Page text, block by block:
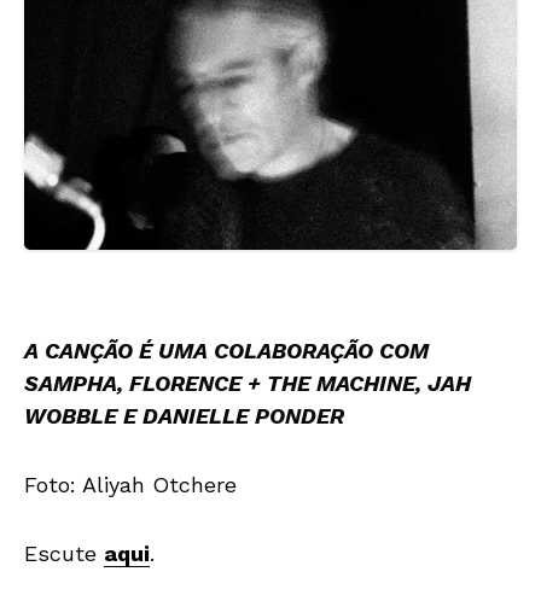
A CANÇÃO É UMA COLABORAÇÃO COM
SAMPHA, FLORENCE + THE MACHINE, JAH
WOBBLE E DANIELLE PONDER
Foto: Aliyah Otchere
Escute aqui.